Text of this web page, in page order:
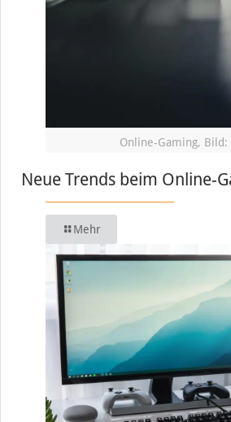
Online-Gaming, Bild:
Neue Trends beim Online-
Mehr